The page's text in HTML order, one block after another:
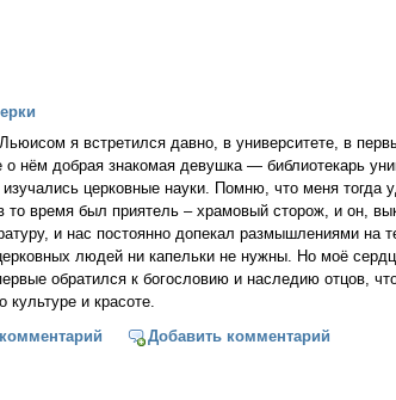
я встретился давно, в университете, в
нём добрая знакомая девушка — библиотекарь
изучались церковные науки. Помню, что меня тогда
то время был приятель – храмовый сторож, и он,
и нас постоянно допекал размышлениями на
людей ни капельки не нужны. Но моё
обратился к богословию и наследию отцов,
и красоте.
Андерсен и другиеДобавить комментарий